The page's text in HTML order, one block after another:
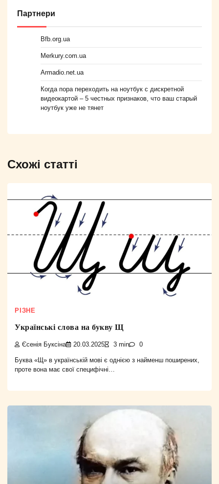
Партнери
Bfb.org.ua
Merkury.com.ua
Armadio.net.ua
Когда пора переходить на ноутбук с дискретной
видеокартой – 5 честных признаков, что ваш старый
ноутбук уже не тянет
Схожі статті
РІЗНЕ
Українські слова на букву Щ
Єсенія Буксіна 20.03.2025 3 min 0
Буква «Щ» в українській мові є однією з найменш поширених,
проте вона має свої специфічні…